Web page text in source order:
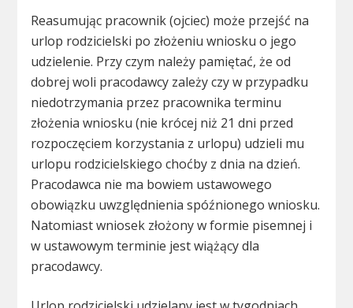
Reasumując pracownik (ojciec) może przejść na
urlop rodzicielski po złożeniu wniosku o jego
udzielenie. Przy czym należy pamiętać, że od
dobrej woli pracodawcy zależy czy w przypadku
niedotrzymania przez pracownika terminu
złożenia wniosku (nie krócej niż 21 dni przed
rozpoczęciem korzystania z urlopu) udzieli mu
urlopu rodzicielskiego choćby z dnia na dzień.
Pracodawca nie ma bowiem ustawowego
obowiązku uwzględnienia spóźnionego wniosku.
Natomiast wniosek złożony w formie pisemnej i
w ustawowym terminie jest wiążący dla
pracodawcy.